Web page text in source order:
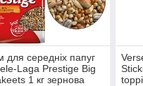
для середніх папуг
Laga Prestige Big
1 кг зернова